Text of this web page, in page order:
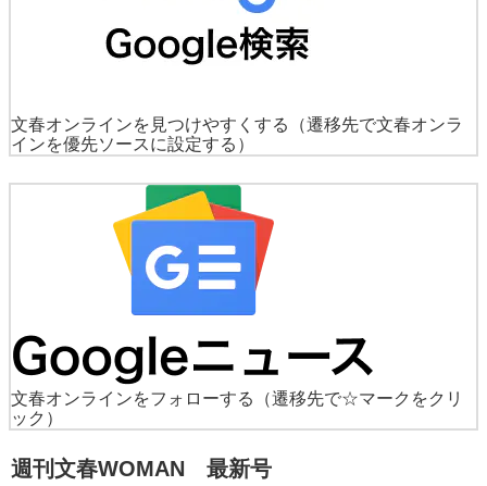
文春オンラインを見つけやすくする
（遷移先で文春オンラ
インを優先ソースに設定する）
文春オンラインをフォローする
（遷移先で☆マークをクリ
ック）
週刊文春WOMAN 最新号